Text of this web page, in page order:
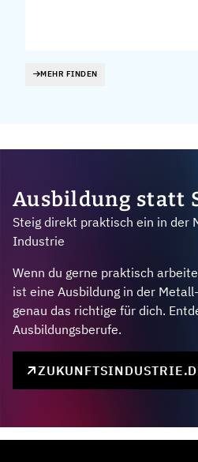
MEHR FINDEN
Ausbildung statt
Steig direkt praktisch ein in der
Industrie
Wenn du gerne praktisch
ist eine Ausbildung in der
genau das richtige für dich.
Ausbildungsberufe.